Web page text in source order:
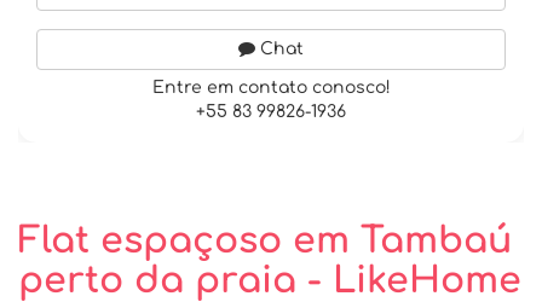
Flat espaçoso em Tambaú
perto da praia - LikeHome
Chat
Entre em contato conosco!
+55 83 99826-1936